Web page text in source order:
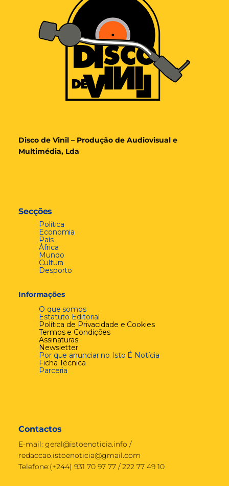
Disco de Vinil – Produção de Audiovisual e
Multimédia, Lda
Secções
Política
Economia
País
África
Mundo
Cultura
Desporto
Informações
O que somos
Estatuto Editorial
Política de Privacidade e Cookies
Termos e Condições
Assinaturas
Newsletter
Por que anunciar no Isto É Notícia
Ficha Técnica
Parceria
Contactos
E-mail: geral@istoenoticia.info /
redaccao.istoenoticia@gmail.com
Telefone:(+244) 931 70 97 77 / 222 77 49 10